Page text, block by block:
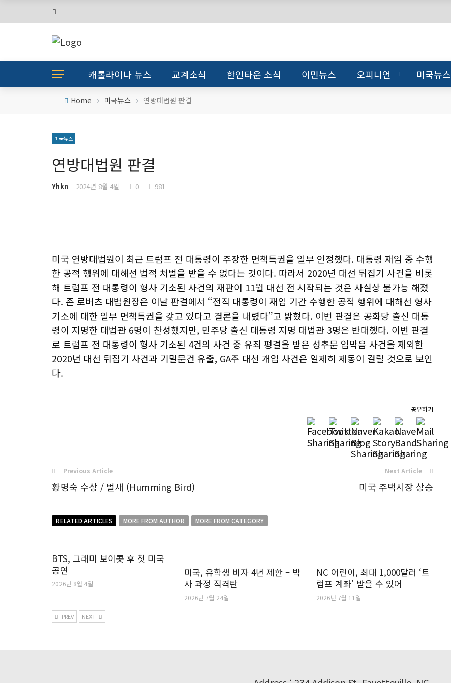
캐롤라이나 뉴스 교계소식 한인타운 소식 이민뉴스 오피니언 미국뉴스
Home › 미국뉴스 › 연방대법원 판결
미국뉴스
연방대법원 판결
Yhkn 2024년 8월 4일 0 981
미국 연방대법원이 최근 트럼프 전 대통령이 주장한 면책특권을 일부 인정했다. 대통령 재임 중 수행
한 공적 행위에 대해선 법적 처벌을 받을 수 없다는 것이다. 따라서 2020년 대선 뒤집기 사건을 비롯
해 트럼프 전 대통령이 형사 기소된 사건의 재판이 11월 대선 전 시작되는 것은 사실상 불가능 해졌
다. 존 로버츠 대법원장은 이날 판결에서 “전직 대통령이 재임 기간 수행한 공적 행위에 대해선 형사
기소에 대한 일부 면책특권을 갖고 있다고 결론을 내렸다”고 밝혔다. 이번 판결은 공화당 출신 대통
령이 지명한 대법관 6명이 찬성했지만, 민주당 출신 대통령 지명 대법관 3명은 반대했다. 이번 판결
로 트럼프 전 대통령이 형사 기소된 4건의 사건 중 유죄 평결을 받은 성추문 입막음 사건을 제외한
2020년 대선 뒤집기 사건과 기밀문건 유출, GA주 대선 개입 사건은 일제히 제동이 걸릴 것으로 보인
다.
공유하기
Previous Article
황명숙 수상 / 벌새 (Humming Bird)
Next Article
미국 주택시장 상승
RELATED ARTICLES MORE FROM AUTHOR MORE FROM CATEGORY
BTS, 그래미 보이콧 후 첫 미국
공연
2026년 8월 4일
미국, 유학생 비자 4년 제한 – 박
사 과정 직격탄
2026년 7월 24일
NC 어린이, 최대 1,000달러 ‘트
럼프 계좌’ 받을 수 있어
2026년 7월 11일
PREV NEXT